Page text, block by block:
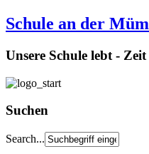
Schule an der
Unsere Schule lebt -
Suchen
Search...